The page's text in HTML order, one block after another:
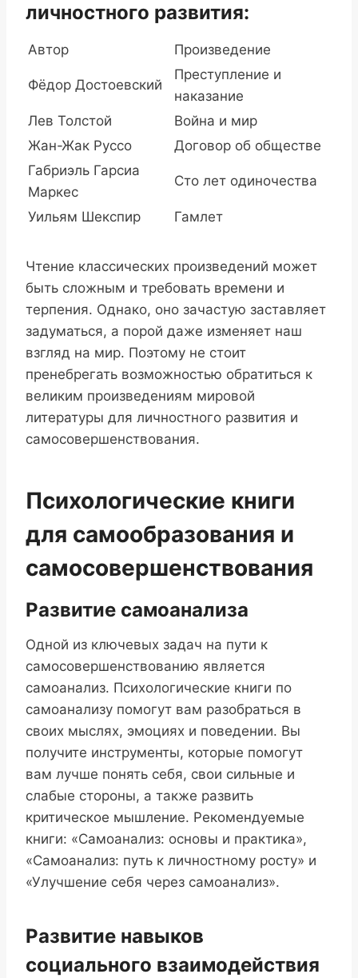
личностного развития:
Автор Произведение
Фёдор Достоевский
Преступление и
наказание
Лев Толстой
Война и мир
Жан-Жак Руссо
Договор об обществе
Габриэль Гарсиа
Маркес
Сто лет одиночества
Уильям Шекспир Гамлет
Чтение классических произведений может
быть сложным и требовать времени и
терпения. Однако, оно зачастую заставляет
задуматься, а порой даже изменяет наш
взгляд на мир. Поэтому не стоит
пренебрегать возможностью обратиться к
великим произведениям мировой
литературы для личностного развития и
самосовершенствования.
Психологические книги
для самообразования и
самосовершенствования
Развитие самоанализа
Одной из ключевых задач на пути к
самосовершенствованию является
самоанализ. Психологические книги по
самоанализу помогут вам разобраться в
своих мыслях, эмоциях и поведении. Вы
получите инструменты, которые помогут
вам лучше понять себя, свои сильные и
слабые стороны, а также развить
критическое мышление. Рекомендуемые
книги: «Самоанализ: основы и практика»,
«Самоанализ: путь к личностному росту» и
«Улучшение себя через самоанализ».
Развитие навыков
социального взаимодействия